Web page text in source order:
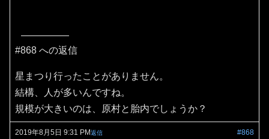
#868 への返信
星まつり行ったことがありません。
結構、人が多いんですね。
規模が大きいのは、原村と胎内でしょうか？
2019年8月5日 9:31 PM #868
返信